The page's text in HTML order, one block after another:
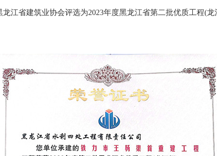
江省建筑业协会评选为2023年度黑龙江省第二批优质工程(龙